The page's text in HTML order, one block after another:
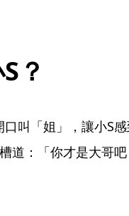
？
叫「姐」，讓小S
道：「你才是大哥